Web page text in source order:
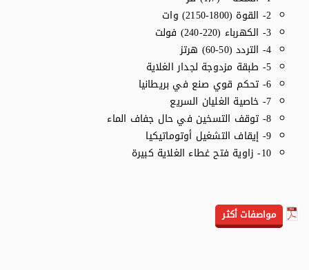
2- القوة (1800-2150) وات
3- الكهرباء (220-240) فولت
4- التردد (50-60) هرتز
5- طبقة مزدوجة لجدار الغلاية
6- تحكم قوي صنع في بريطانيا
7- خاصية الغليان السريع
8- توقف التسخين في حال جفاف الماء
9- إيقاف التشغيل أوتوماتيكيا
10- زاوية فتح غطاء الغلاية كبيرة
مواصفات أكثر